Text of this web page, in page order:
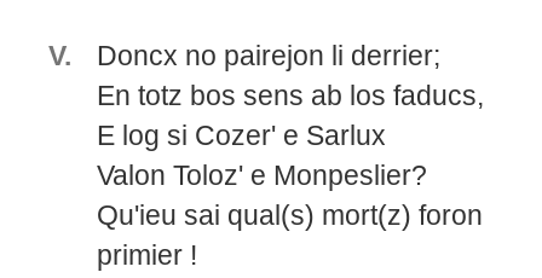
V.
Doncx no pairejon li derrier;
En totz bos sens ab los faducs,
E log si Cozer' e Sarlux
Valon Toloz' e Monpeslier?
Qu'ieu sai qual(s) mort(z) foron
primier !